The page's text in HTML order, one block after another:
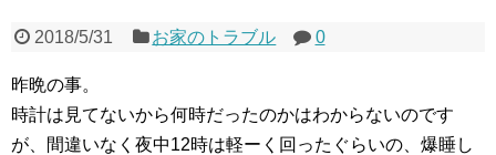
2018/5/31 お家のトラブル 0
昨晩の事。
時計は見てないから何時だったのかはわからないのです
が、間違いなく夜中12時は軽ーく回ったぐらいの、爆睡し